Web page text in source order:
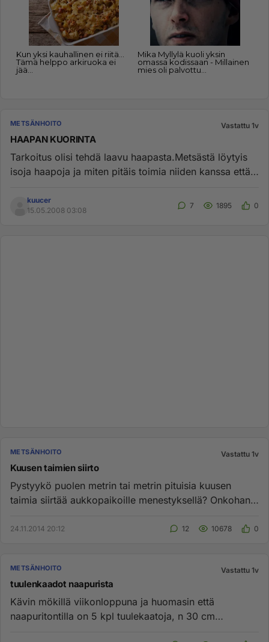
METSÄNHOITO Vastattu 1v
HAAPAN KUORINTA
Tarkoitus olisi tehdä laavu haapasta.Metsästä löytyis
isoja haapoja ja miten pitäis toimia niiden kanssa että
kuucer
15.05.2008 03:08
7 1895 0
METSÄNHOITO Vastattu 1v
Kuusen taimien siirto
Pystyykö puolen metrin tai metrin pituisia kuusen
taimia siirtää aukkopaikoille menestyksellä? Onkohan
24.11.2014 20:12 12 10678 0
METSÄNHOITO Vastattu 1v
tuulenkaadot naapurista
Kävin mökillä viikonloppuna ja huomasin että
naapuritontilla on 5 kpl tuulekaatoja, n 30 cm